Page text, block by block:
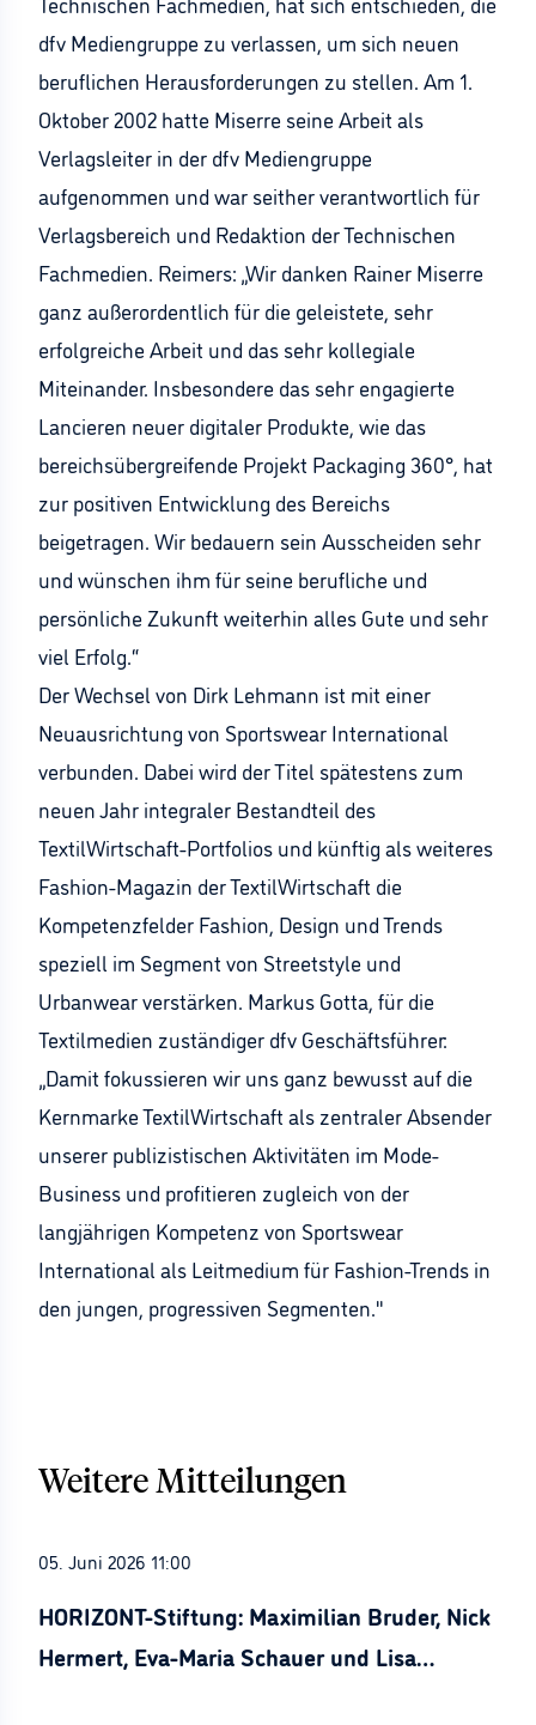
dfv Mediengruppe zu verlassen, um sich neuen
beruflichen Herausforderungen zu stellen. Am 1.
Oktober 2002 hatte Miserre seine Arbeit als
Verlagsleiter in der dfv Mediengruppe
aufgenommen und war seither verantwortlich für
Verlagsbereich und Redaktion der Technischen
Fachmedien. Reimers: „Wir danken Rainer Miserre
ganz außerordentlich für die geleistete, sehr
erfolgreiche Arbeit und das sehr kollegiale
Miteinander. Insbesondere das sehr engagierte
Lancieren neuer digitaler Produkte, wie das
bereichsübergreifende Projekt Packaging 360°, hat
zur positiven Entwicklung des Bereichs
beigetragen. Wir bedauern sein Ausscheiden sehr
und wünschen ihm für seine berufliche und
persönliche Zukunft weiterhin alles Gute und sehr
viel Erfolg.“
Der Wechsel von Dirk Lehmann ist mit einer
Neuausrichtung von Sportswear International
verbunden. Dabei wird der Titel spätestens zum
neuen Jahr integraler Bestandteil des
TextilWirtschaft-Portfolios und künftig als weiteres
Fashion-Magazin der TextilWirtschaft die
Kompetenzfelder Fashion, Design und Trends
speziell im Segment von Streetstyle und
Urbanwear verstärken. Markus Gotta, für die
Textilmedien zuständiger dfv Geschäftsführer:
„Damit fokussieren wir uns ganz bewusst auf die
Kernmarke TextilWirtschaft als zentraler Absender
unserer publizistischen Aktivitäten im Mode-
Business und profitieren zugleich von der
langjährigen Kompetenz von Sportswear
International als Leitmedium für Fashion-Trends in
den jungen, progressiven Segmenten."
Weitere Mitteilungen
05. Juni 2026 11:00
HORIZONT-Stiftung: Maximilian Bruder, Nick
Hermert, Eva-Maria Schauer und Lisa